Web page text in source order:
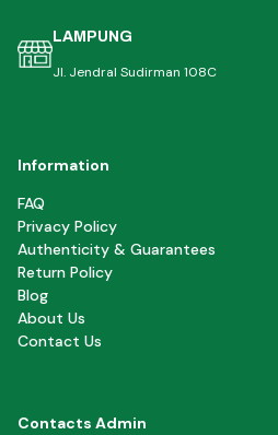
LAMPUNG
Jl. Jendral Sudirman 108C
Information
FAQ
Privacy Policy
Authenticity & Guarantees
Return Policy
Blog
About Us
Contact Us
Contacts Admin